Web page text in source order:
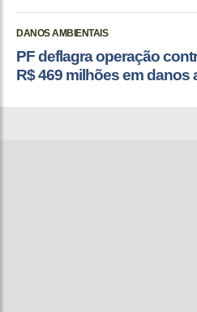
DANOS AMBIENTAIS
PF deflagra operação
R$ 469 milhões em danos